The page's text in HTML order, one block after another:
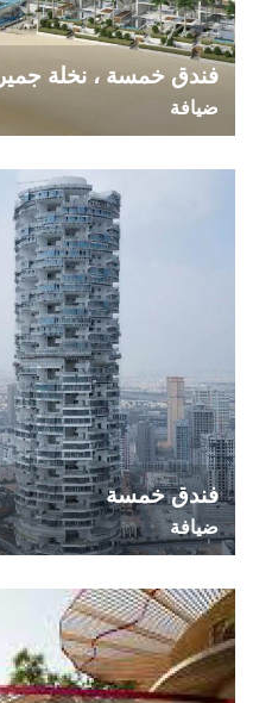
فندق خمسة ، نخلة جميرا
ضيافة
فندق خمسة
ضيافة